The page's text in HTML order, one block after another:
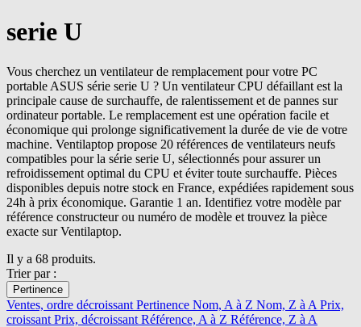
serie U
Vous cherchez un ventilateur de remplacement pour votre PC
portable ASUS série serie U ? Un ventilateur CPU défaillant est la
principale cause de surchauffe, de ralentissement et de pannes sur
ordinateur portable. Le remplacement est une opération facile et
économique qui prolonge significativement la durée de vie de votre
machine. Ventilaptop propose 20 références de ventilateurs neufs
compatibles pour la série serie U, sélectionnés pour assurer un
refroidissement optimal du CPU et éviter toute surchauffe. Pièces
disponibles depuis notre stock en France, expédiées rapidement sous
24h à prix économique. Garantie 1 an. Identifiez votre modèle par
référence constructeur ou numéro de modèle et trouvez la pièce
exacte sur Ventilaptop.
Il y a 68 produits.
Trier par :
Pertinence
Ventes, ordre décroissant Pertinence Nom, A à Z Nom, Z à A Prix,
croissant Prix, décroissant Référence, A à Z Référence, Z à A